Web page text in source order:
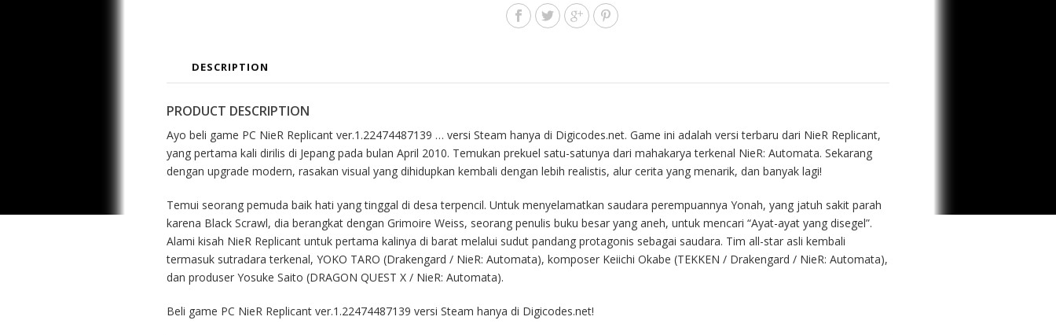
DESCRIPTION
PRODUCT DESCRIPTION
Ayo beli game PC NieR Replicant ver.1.22474487139 … versi Steam hanya di Digicodes.net. Game ini adalah versi terbaru dari NieR Replicant,
yang pertama kali dirilis di Jepang pada bulan April 2010. Temukan prekuel satu-satunya dari mahakarya terkenal NieR: Automata. Sekarang
dengan upgrade modern, rasakan visual yang dihidupkan kembali dengan lebih realistis, alur cerita yang menarik, dan banyak lagi!
Temui seorang pemuda baik hati yang tinggal di desa terpencil. Untuk menyelamatkan saudara perempuannya Yonah, yang jatuh sakit parah
karena Black Scrawl, dia berangkat dengan Grimoire Weiss, seorang penulis buku besar yang aneh, untuk mencari “Ayat-ayat yang disegel”.
Alami kisah NieR Replicant untuk pertama kalinya di barat melalui sudut pandang protagonis sebagai saudara. Tim all-star asli kembali
termasuk sutradara terkenal, YOKO TARO (Drakengard / NieR: Automata), komposer Keiichi Okabe (TEKKEN / Drakengard / NieR: Automata),
dan produser Yosuke Saito (DRAGON QUEST X / NieR: Automata).
Beli game PC NieR Replicant ver.1.22474487139 versi Steam hanya di Digicodes.net!